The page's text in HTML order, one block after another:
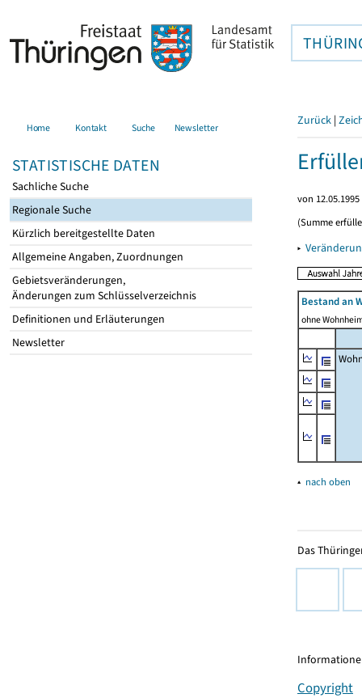
Home Kontakt Suche Newsletter
STATISTISCHE DATEN
Sachliche Suche
Regionale Suche
Kürzlich bereitgestellte Daten
Allgemeine Angaben, Zuordnungen
Gebietsveränderungen,
Änderungen zum Schlüsselverzeichnis
Definitionen und Erläuterungen
Newsletter
Zurück |
von
(Summe
▸
Bestand an
ohne
▴ nach oben
Das
Copyright